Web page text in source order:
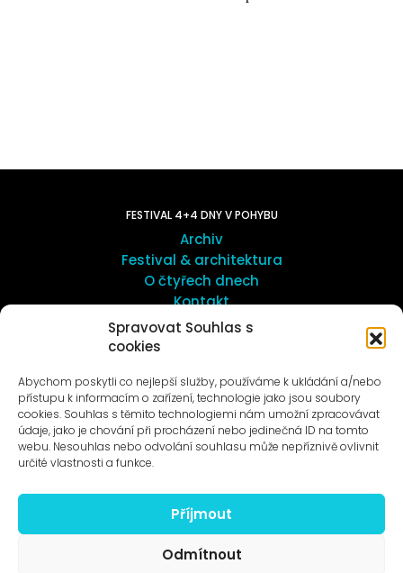
Spravovat Souhlas s
cookies
Abychom poskytli co nejlepší služby, používáme k ukládání a/nebo
přístupu k informacím o zařízení, technologie jako jsou soubory
cookies. Souhlas s těmito technologiemi nám umožní zpracovávat
údaje, jako je chování při procházení nebo jedinečná ID na tomto
webu. Nesouhlas nebo odvolání souhlasu může nepříznivě ovlivnit
určité vlastnosti a funkce.
Příjmout
Odmítnout
FESTIVAL 4+4 DNY V POHYBU
Archiv
Festival & architektura
O čtyřech dnech
Kontakt
O umění v Motole
Novinky na e-mail